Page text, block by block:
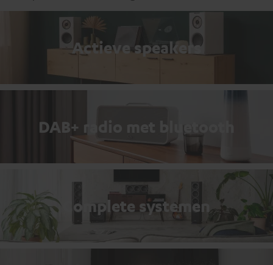
Actieve speakers
DAB+ radio met bluetooth
Complete systemen